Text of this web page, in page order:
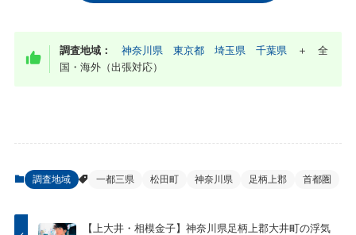
調査地域： 神奈川県 東京都 埼玉県 千葉県 ＋ 全
国・海外（出張対応）
調査地域 一都三県 松田町 神奈川県 足柄上郡 首都圏
【上大井・相模金子】神奈川県足柄上郡大井町の浮気